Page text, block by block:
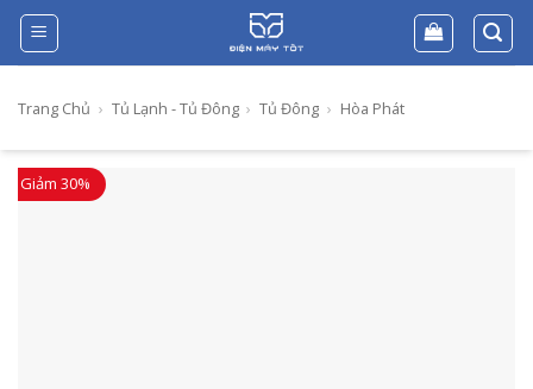
Skip
content
Trang Chủ › Tủ Lạnh - Tủ Đông › Tủ Đông › Hòa Phát
Giảm 30%